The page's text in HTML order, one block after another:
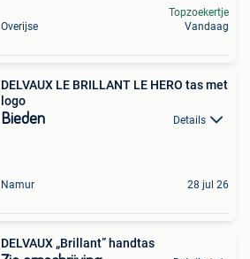
Overijse
Topzoekertje
Vandaag
DELVAUX LE BRILLANT LE HERO tas met
logo
Bieden Details
Namur 28 jul 26
DELVAUX „Brillant” handtas